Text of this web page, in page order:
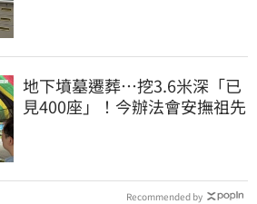
地下墳墓遷葬…挖3.6米深「已
見400座」！今辦法會安撫祖先
Recommended by